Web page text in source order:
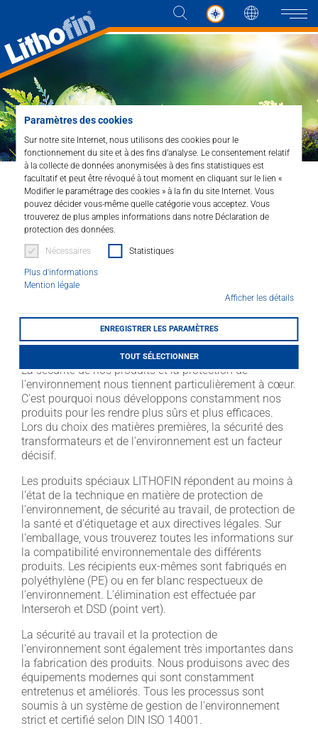
Paramètres des cookies
Sur notre site Internet, nous utilisons des cookies pour le
fonctionnement du site et à des fins d’analyse. Le consentement relatif
à la collecte de données anonymisées à des fins statistiques est
facultatif et peut être révoqué à tout moment en cliquant sur le lien «
Modifier le paramétrage des cookies » à la fin du site Internet. Vous
pouvez décider vous-même quelle catégorie vous acceptez. Vous
trouverez de plus amples informations dans notre Déclaration de
protection des données.
Nécessaires Statistiques
Plus d'informations
Mention légale
Afficher les détails
ENREGISTRER LES PARAMÈTRES
TOUT SÉLECTIONNER
Langue
Produits
Les solutions
Actualités et plus
Entreprise
Contacter
Webshop
Download
Home
Entreprise
Environnement et sécurité
Système de gestion de
l'environnement. Sécurité.
Protection des employés, des utilisateurs
et d'environnement.
La sécurité de nos produits et la protection de
l'environnement nous tiennent particulièrement à cœur.
C'est pourquoi nous développons constamment nos
produits pour les rendre plus sûrs et plus efficaces.
Lors du choix des matières premières, la sécurité des
transformateurs et de l'environnement est un facteur
décisif.
Les produits spéciaux LITHOFIN répondent au moins à
l'état de la technique en matière de protection de
l'environnement, de sécurité au travail, de protection de
la santé et d'étiquetage et aux directives légales. Sur
l'emballage, vous trouverez toutes les informations sur
la compatibilité environnementale des différents
produits. Les récipients eux-mêmes sont fabriqués en
polyéthylène (PE) ou en fer blanc respectueux de
l'environnement. L'élimination est effectuée par
Interseroh et DSD (point vert).
La sécurité au travail et la protection de
l'environnement sont également très importantes dans
la fabrication des produits. Nous produisons avec des
équipements modernes qui sont constamment
entretenus et améliorés. Tous les processus sont
soumis à un système de gestion de l'environnement
strict et certifié selon DIN ISO 14001.